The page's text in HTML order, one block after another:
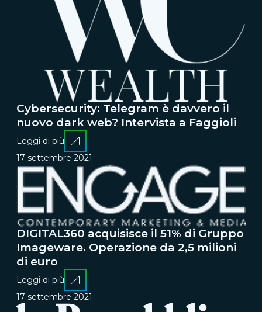
Cybersecurity: Telegram è davvero il
nuovo dark web? Intervista a Faggioli
Leggi di più
17 settembre 2021
DIGITAL360 acquisisce il 51% di Gruppo
Imageware. Operazione da 2,5 milioni
di euro
Leggi di più
17 settembre 2021